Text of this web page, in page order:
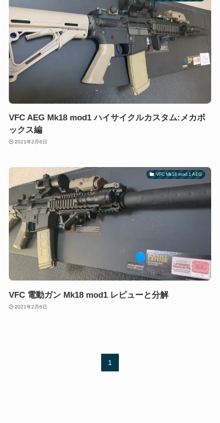
VFC AEG Mk18 mod1 ハイサイクルカスタム:メカボ
ックス編
2021年2月6日
VFC Mk18 mod.1 AEG
VFC 電動ガン Mk18 mod1 レビューと分解
2021年2月6日
1